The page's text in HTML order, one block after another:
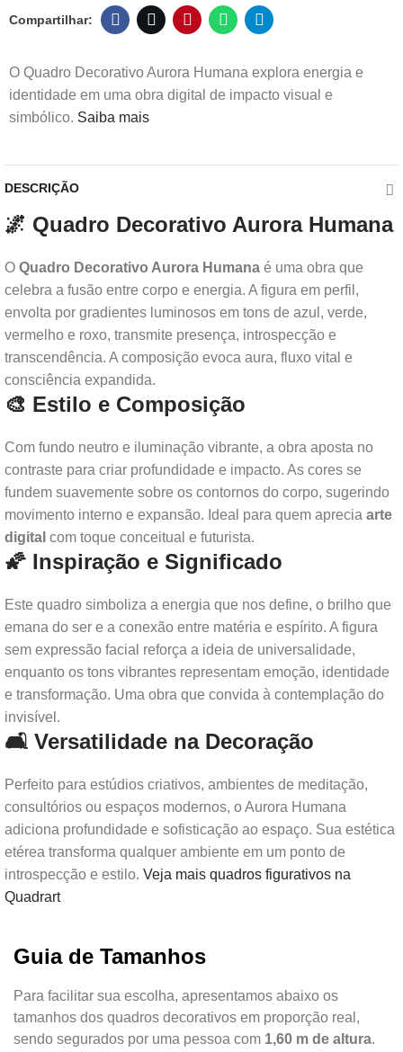
O Quadro Decorativo Aurora Humana explora energia e
identidade em uma obra digital de impacto visual e
simbólico. Saiba mais
DESCRIÇÃO
🌌 Quadro Decorativo Aurora Humana
O Quadro Decorativo Aurora Humana é uma obra que
celebra a fusão entre corpo e energia. A figura em perfil,
envolta por gradientes luminosos em tons de azul, verde,
vermelho e roxo, transmite presença, introspecção e
transcendência. A composição evoca aura, fluxo vital e
consciência expandida.
🎨 Estilo e Composição
Com fundo neutro e iluminação vibrante, a obra aposta no
contraste para criar profundidade e impacto. As cores se
fundem suavemente sobre os contornos do corpo, sugerindo
movimento interno e expansão. Ideal para quem aprecia arte
digital com toque conceitual e futurista.
🌠 Inspiração e Significado
Este quadro simboliza a energia que nos define, o brilho que
emana do ser e a conexão entre matéria e espírito. A figura
sem expressão facial reforça a ideia de universalidade,
enquanto os tons vibrantes representam emoção, identidade
e transformação. Uma obra que convida à contemplação do
invisível.
🛋️ Versatilidade na Decoração
Perfeito para estúdios criativos, ambientes de meditação,
consultórios ou espaços modernos, o Aurora Humana
adiciona profundidade e sofisticação ao espaço. Sua estética
etérea transforma qualquer ambiente em um ponto de
introspecção e estilo. Veja mais quadros figurativos na
Quadrart
Guia de Tamanhos
Para facilitar sua escolha, apresentamos abaixo os
tamanhos dos quadros decorativos em proporção real,
sendo segurados por uma pessoa com 1,60 m de altura.